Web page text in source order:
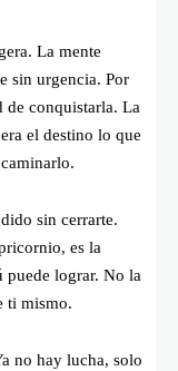
La mente
sin urgencia. Por
de conquistarla. La
el destino lo que
sin cerrarte.
es la
puede lograr. No la
ti mismo.
no hay lucha, solo